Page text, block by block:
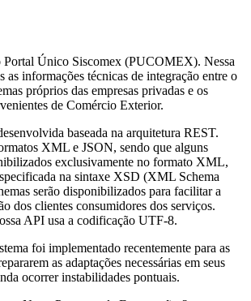
Único Siscomex (PUCOMEX). Nessa
as informações técnicas de integração entre o
próprios das empresas privadas e os
de Comércio Exterior.
baseada na arquitetura REST.
XML e JSON, sendo que alguns
exclusivamente no formato XML,
na sintaxe XSD (XML Schema
serão disponibilizados para facilitar a
dos clientes consumidores dos serviços.
API usa a codificação UTF-8.
foi implementado recentemente para as
as adaptações necessárias em seus
ocorrer instabilidades pontuais.